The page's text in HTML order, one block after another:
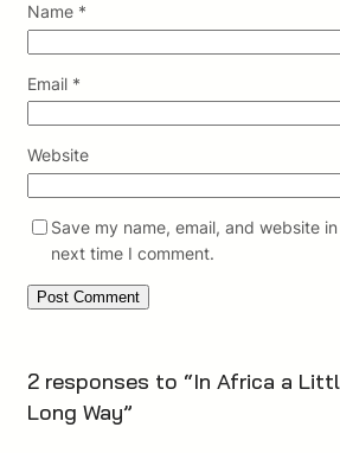
Name *
Email *
Website
Save my name, email, and website
next time I comment.
2 responses to “In Africa a
Long Way”